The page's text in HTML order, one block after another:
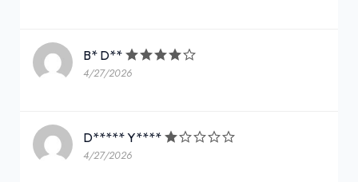
B* D**
4/27/2026
D***** Y****
4/27/2026